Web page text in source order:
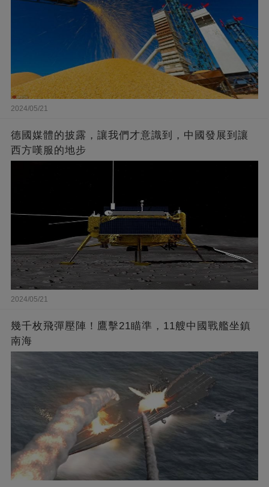
2024/05/21
德國媒體的披露，讓我們才意識到，中國發展到讓
西方嘆服的地步
2024/05/21
幾千枚飛彈壓陣！鷹擊21瞄準，11艘中國戰艦坐鎮
南海